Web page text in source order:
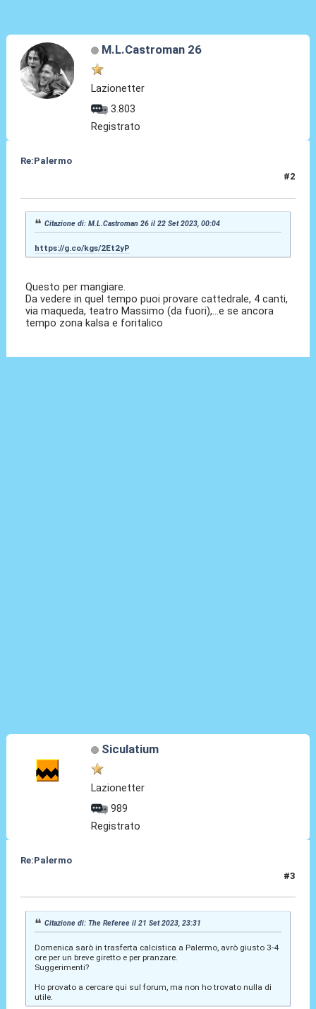
M.L.Castroman 26
Lazionetter
3.803
Registrato
Re:Palermo
#2
Citazione di: M.L.Castroman 26 il 22 Set 2023, 00:04
https://g.co/kgs/2Et2yP
Questo per mangiare.
Da vedere in quel tempo puoi provare cattedrale, 4 canti,
via maqueda, teatro Massimo (da fuori),...e se ancora
tempo zona kalsa e foritalico
Siculatium
Lazionetter
989
Registrato
Re:Palermo
#3
Citazione di: The Referee il 21 Set 2023, 23:31
Domenica sarò in trasferta calcistica a Palermo, avrò giusto 3-4
ore per un breve giretto e per pranzare.
Suggerimenti?
Ho provato a cercare qui sul forum, ma non ho trovato nulla di
utile.